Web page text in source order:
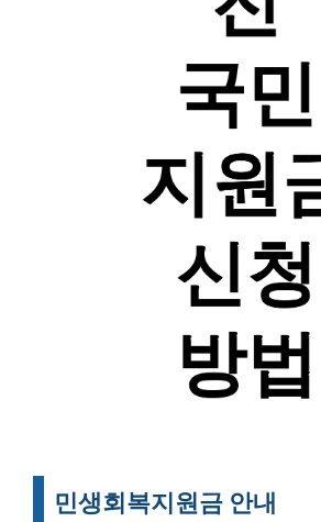
민생회복지원금 안내